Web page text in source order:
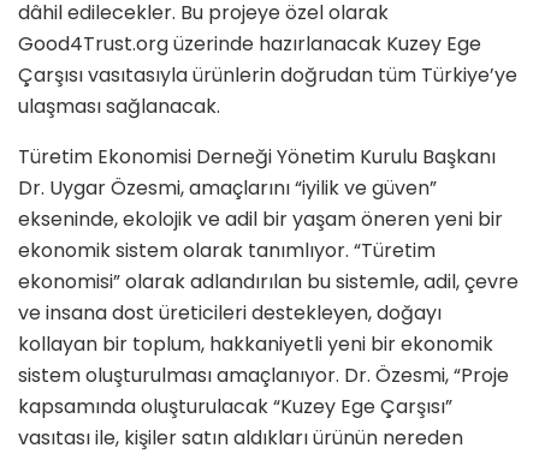
dâhil edilecekler. Bu projeye özel olarak
Good4Trust.org üzerinde hazırlanacak Kuzey Ege
Çarşısı vasıtasıyla ürünlerin doğrudan tüm Türkiye’ye
ulaşması sağlanacak.
Türetim Ekonomisi Derneği Yönetim Kurulu Başkanı
Dr. Uygar Özesmi, amaçlarını “iyilik ve güven”
ekseninde, ekolojik ve adil bir yaşam öneren yeni bir
ekonomik sistem olarak tanımlıyor. “Türetim
ekonomisi” olarak adlandırılan bu sistemle, adil, çevre
ve insana dost üreticileri destekleyen, doğayı
kollayan bir toplum, hakkaniyetli yeni bir ekonomik
sistem oluşturulması amaçlanıyor. Dr. Özesmi, “Proje
kapsamında oluşturulacak “Kuzey Ege Çarşısı”
vasıtası ile, kişiler satın aldıkları ürünün nereden